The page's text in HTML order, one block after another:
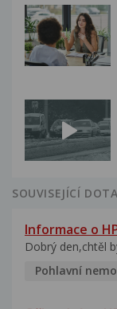
SOUVISEJÍCÍ
Informace o
Dobrý den,chtěl
Pohlavní